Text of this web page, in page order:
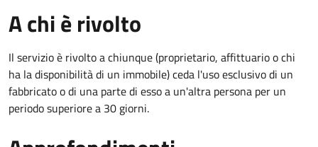
A chi è rivolto
Il servizio è rivolto a chiunque (proprietario, affittuario o chi
ha la disponibilità di un immobile) ceda l'uso esclusivo di un
fabbricato o di una parte di esso a un'altra persona per un
periodo superiore a 30 giorni.